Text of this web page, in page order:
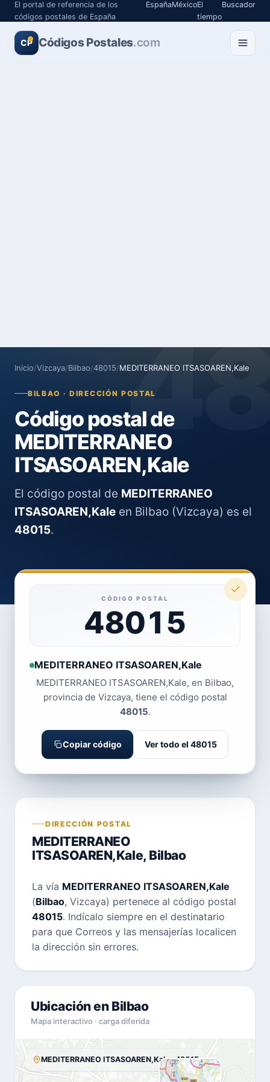
El portal de referencia de los
códigos postales de España
EspañaMéxicoEl
tiempo
Buscador
CP Códigos Postales.com
Inicio/Vizcaya/Bilbao/48015/MEDITERRANEO ITSASOAREN,Kale
BILBAO · DIRECCIÓN POSTAL
Código postal de
MEDITERRANEO
ITSASOAREN,Kale
El código postal de MEDITERRANEO
ITSASOAREN,Kale en Bilbao (Vizcaya) es el
48015.
CÓDIGO POSTAL
48015
MEDITERRANEO ITSASOAREN,Kale
MEDITERRANEO ITSASOAREN,Kale, en Bilbao,
provincia de Vizcaya, tiene el código postal
48015.
Copiar código Ver todo el 48015
DIRECCIÓN POSTAL
MEDITERRANEO
ITSASOAREN,Kale, Bilbao
La vía MEDITERRANEO ITSASOAREN,Kale
(Bilbao, Vizcaya) pertenece al código postal
48015. Indícalo siempre en el destinatario
para que Correos y las mensajerías localicen
la dirección sin errores.
Ubicación en Bilbao
Mapa interactivo · carga diferida
MEDITERRANEO ITSASOAREN,Kale · 48015